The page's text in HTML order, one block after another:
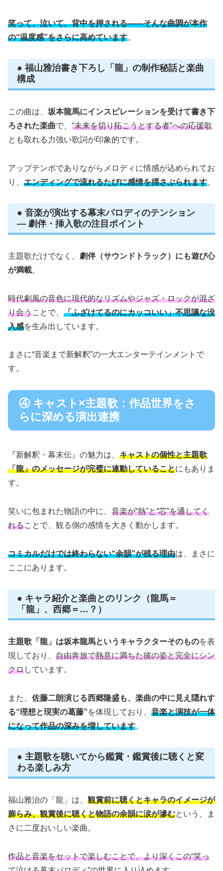
笑って、泣いて、背中を押される――そんな曲調が本作
の“温度感”をさらに高めています。
● 福山雅治書き下ろし「龍」の制作秘話と楽曲
構成
この曲は、 坂本龍馬にインスピレーションを受けて書き下
ろされた楽曲で、 “未来を切り拓こうとする者”への応援歌
とも取れる力強い歌詞が印象的です。
アップテンポでありながらメロディに情感が込められてお
り、 エンディングで流れるたびに感情を揺さぶられます。
● 音楽が演出する幕末パロディのテンション
― 劇伴・挿入歌の注目ポイント
主題歌だけでなく、 劇伴（サウンドトラック）にも遊び心
が満載。
時代劇風の音色に現代的なリズムやジャズ・ロックが混ざ
り合うことで、 「ふざけてるのにカッコいい」不思議な没
入感を生み出しています。
まさに“音楽まで新解釈”の一大エンターテインメントで
す。
④ キャスト×主題歌：作品世界をさ
らに深める演出連携
『新解釈・幕末伝』の魅力は、 キャストの個性と主題歌
「龍」のメッセージが完璧に連動していることにもありま
す。
笑いに包まれた物語の中に、 音楽が“熱”と“芯”を通してく
れることで、観る側の感情を大きく動かします。
コミカルだけでは終わらない“余韻”が残る理由は、まさに
ここにあります。
● キャラ紹介と楽曲とのリンク（龍馬＝
「龍」、西郷＝…？）
主題歌「龍」は坂本龍馬というキャラクターそのものを表
現しており、 自由奔放で熱意に満ちた彼の姿と完全にシン
クロしています。
また、 佐藤二朗演じる西郷隆盛も、楽曲の中に見え隠れす
る“理想と現実の葛藤”を体現しており、 音楽と演技が一体
になって作品の深みを増しています。
● 主題歌を聴いてから鑑賞・鑑賞後に聴くと変
わる楽しみ方
福山雅治の「龍」は、 観賞前に聴くとキャラのイメージが
膨らみ、観賞後に聴くと物語の余韻に涙が滲むという、ま
さに二度おいしい楽曲。
作品と音楽をセットで楽しむことで、より深くこの“笑っ